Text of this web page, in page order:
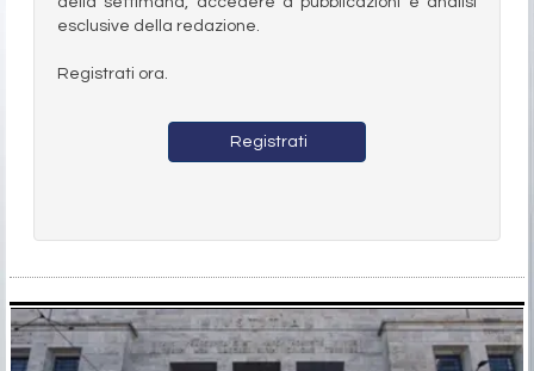
esclusive della redazione.
Registrati ora.
Registrati